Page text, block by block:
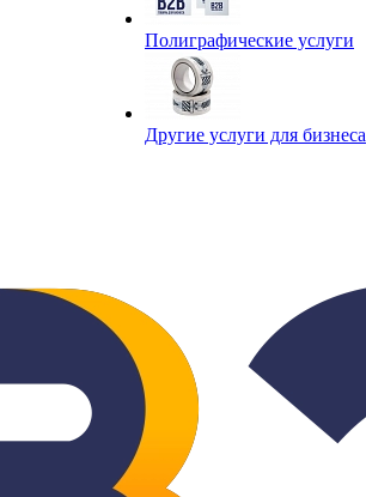
Полиграфические услуги
Другие услуги для бизнеса